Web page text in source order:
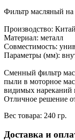
Фильтр масляный на
Производство: Китай
Материал: металл
Совместимость:
Параметры (мм):
Сменный фильтр
пыли в моторное
видимых нареканий
Отличное решение
Вес товара: 240 гр.
Доставка и